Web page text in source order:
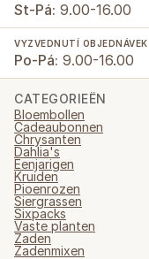
St-Pá: 9.00-16.00
VYZVEDNUTÍ OBJEDNÁVEK
Po-Pá: 9.00-16.00
CATEGORIEËN
Bloembollen
Cadeaubonnen
Chrysanten
Dahlia's
Eenjarigen
Kruiden
Pioenrozen
Siergrassen
Sixpacks
Vaste planten
Zaden
Zadenmixen